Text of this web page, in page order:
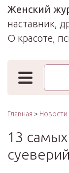
Женский
наставник,
О красоте,
Поиск
Главная > Новости
13